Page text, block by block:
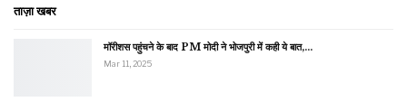
ताज़ा खबर
मॉरीशस पहुंचने के बाद PM मोदी ने भोजपुरी में कही ये बात,…
Mar 11, 2025